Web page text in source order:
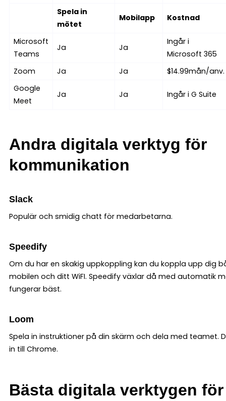
Spela in
mötet
Mobilapp Kostnad
Microsoft
Teams
Ja Ja
Ingår i
Microsoft 365
Zoom
Ja Ja
$14.99mån/anv.
Google
Meet
Ja Ja Ingår i G Suite
Andra digitala verktyg för
kommunikation
Slack
Populär och smidig chatt för medarbetarna.
Speedify
Om du har en skakig uppkoppling kan du koppla upp dig
mobilen och ditt WiFI. Speedify växlar då med automatik
fungerar bäst.
Loom
Spela in instruktioner på din skärm och dela med teamet.
in till Chrome.
Bästa digitala verktygen